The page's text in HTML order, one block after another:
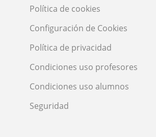
Política de cookies
Configuración de Cookies
Política de privacidad
Condiciones uso profesores
Condiciones uso alumnos
Seguridad